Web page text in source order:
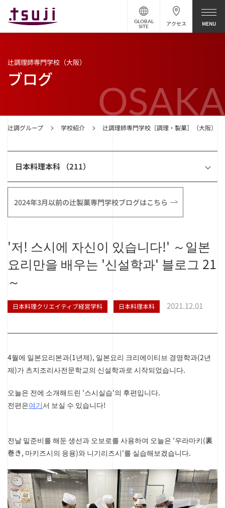
アクセス
GLOBAL
SITE
OSAKA
辻調グループ 学校紹介 辻調理師専門学校［調理・製菓］（大阪）
辻調理師専門学校（大阪）
ブログ
日本料理本科 （211）
2024年3月以前の辻製菓専門学校ブログはこちら
'저! 스시에 자신이 있습니다!' ～일본
요리만을 배우는 '신설학과' 블로그 21
～
日本料理クリエイティブ経営学科 日本料理本科 2021.12.01
4월에 일본요리본과(1년제), 일본요리 크리에이티브 경영학과(2년
제)가 츠지조리사전문학교의 신설학과로 시작되었습니다.
오늘은 전에 소개해드린 '스시실습'의 후편입니다.
전편은여기서 보실 수 있습니다!
전날 밑준비를 해둔 생선과 오보로를 사용하여 오늘은 '우라마키(裏
巻き, 마키즈시의 응용)와 니기리즈시'를 실습해보겠습니다.